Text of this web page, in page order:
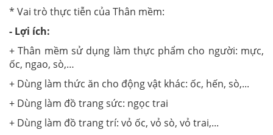
* Vai trò thực tiễn của Thân mềm:
- Lợi ích:
+ Thân mềm sử dụng làm thực phẩm cho người: mực,
ốc, ngao, sò,…
+ Dùng làm thức ăn cho động vật khác: ốc, hến, sò,...
+ Dùng làm đồ trang sức: ngọc trai
+ Dùng làm đồ trang trí: vỏ ốc, vỏ sò, vỏ trai,...